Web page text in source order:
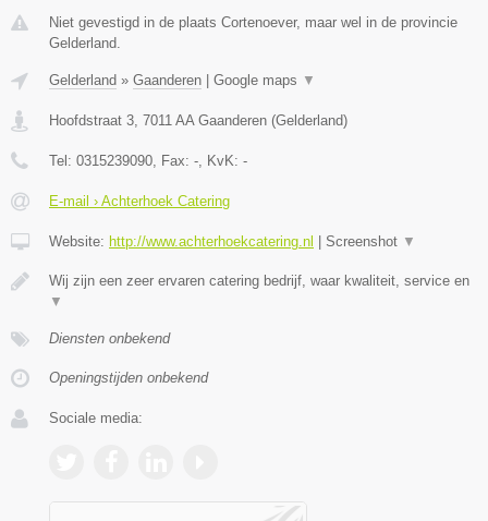
Niet gevestigd in de plaats Cortenoever, maar wel in de provincie
Gelderland.
Gelderland » Gaanderen Google maps ▼
Hoofdstraat 3, 7011 AA Gaanderen (Gelderland)
Tel: 0315239090, Fax: -, KvK: -
E-mail › Achterhoek Catering
Website: http://www.achterhoekcatering.nl Screenshot ▼
Wij zijn een zeer ervaren catering bedrijf, waar kwaliteit, service en
▼
Diensten onbekend
Openingstijden onbekend
Sociale media: